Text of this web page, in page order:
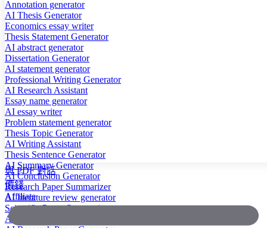
Annotation generator
AI Thesis Generator
Economics essay writer
Thesis Statement Generator
AI abstract generator
Dissertation Generator
AI statement generator
Professional Writing Generator
AI Research Assistant
Essay name generator
AI essay writer
Problem statement generator
Thesis Topic Generator
AI Writing Assistant
Thesis Sentence Generator
AI Summary Generator
AI Conclusion Generator
Research Paper Summarizer
AI literature review generator
Scientific Paper Summarizer
AI case study generator
與 PDF 對話
價錢
Affiliate